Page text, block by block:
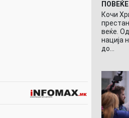
ПОВЕЌЕ
Кочи
веќе.
нација
до…